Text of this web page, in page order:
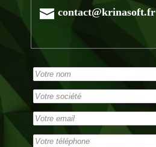
contact@krinasoft.fr